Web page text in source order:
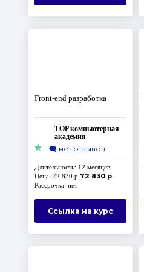
Front-end разработка
TOP компьютерная
академия
⭐ 🗨️ нет отзывов
Длительность: 12 месяцев
Цена:72 830 р 72 830 р
Рассрочка: нет
Ссылка на курс